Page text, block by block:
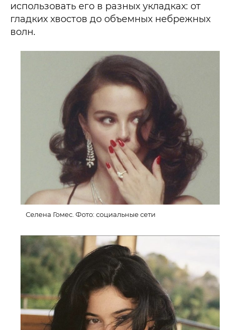
использовать его в разных укладках: от
гладких хвостов до объемных небрежных
волн.
Селена Гомес. Фото: социальные сети